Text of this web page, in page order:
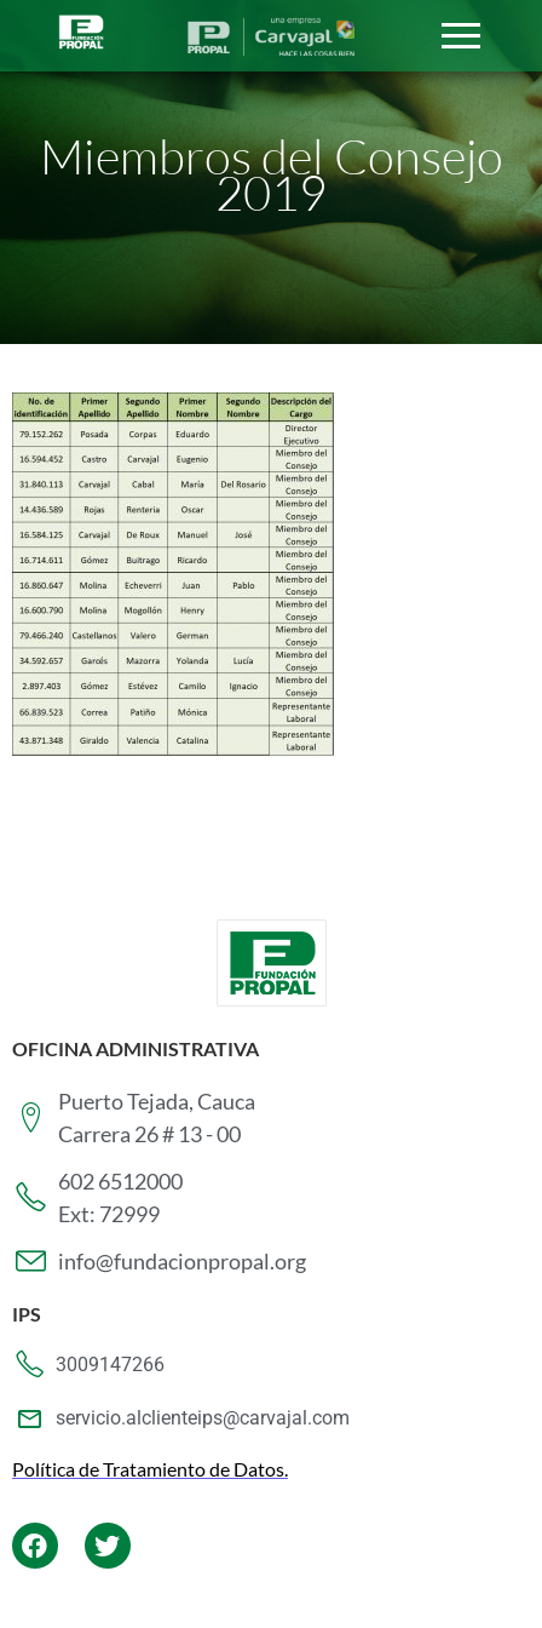
Miembros del Consejo
2019
OFICINA ADMINISTRATIVA
Puerto Tejada, Cauca
Carrera 26 # 13 - 00
602 6512000
Ext: 72999
info@fundacionpropal.org
IPS
3009147266
servicio.alclienteips@carvajal.com
Política de Tratamiento de Datos.